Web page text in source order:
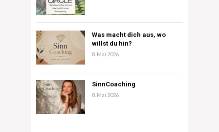
Was macht dich aus, wo
willst du hin?
8. Mai 2026
SinnCoaching
8. Mai 2026